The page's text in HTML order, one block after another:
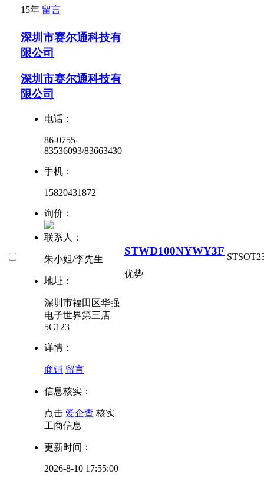
15年 留言
深圳市赛尔通科技有
限公司
深圳市赛尔通科技有
限公司
电话：
86-0755-
83536093/83663430
手机：
15820431872
询价：
联系人：
朱小姐/李先生
地址：
深圳市福田区华强
电子世界第三店
5C123
详情：
商铺 留言
信息核实：
点击 爱企查 核实
工商信息
更新时间：
2026-8-10 17:55:00
STWD100NYWY3F
优势
ST